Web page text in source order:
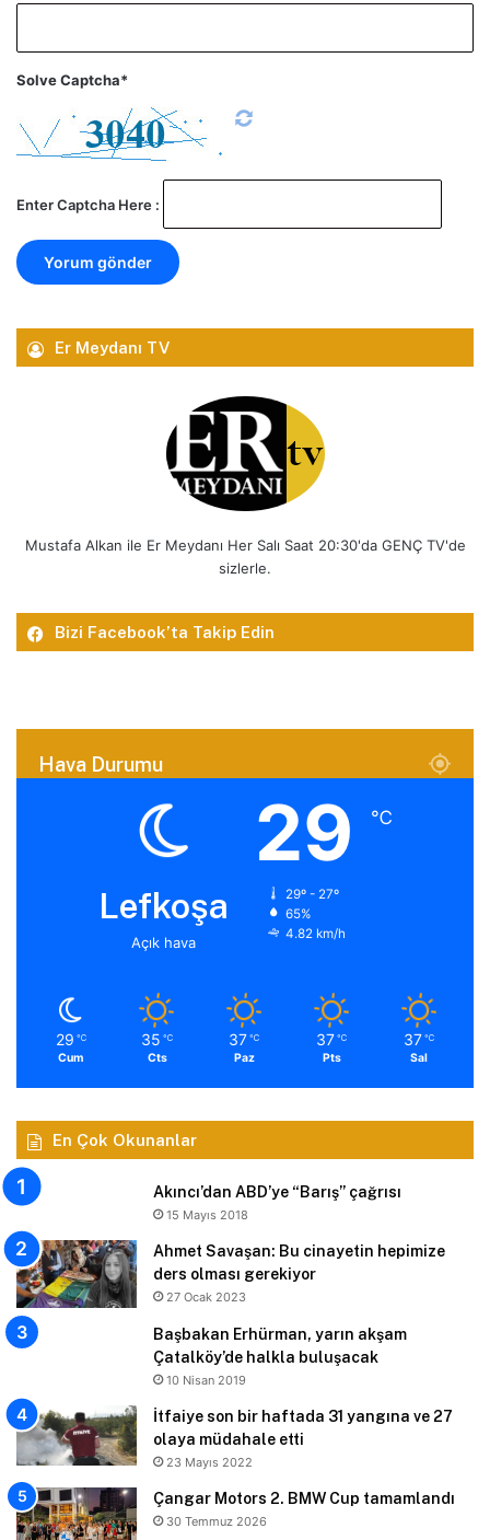
Solve Captcha*
Enter Captcha Here :
Er Meydanı TV
Mustafa Alkan ile Er Meydanı Her Salı Saat 20:30'da GENÇ TV'de
sizlerle.
Bizi Facebook’ta Takip Edin
Hava Durumu
Lefkoşa
Açık hava
29 ℃
29º - 27º
65%
4.82 km/h
29 ℃
Cum
35 ℃
Cts
37 ℃
Paz
37 ℃
Pts
37 ℃
Sal
En Çok Okunanlar
Akıncı’dan ABD’ye “Barış” çağrısı
15 Mayıs 2018
Ahmet Savaşan: Bu cinayetin hepimize
ders olması gerekiyor
27 Ocak 2023
Başbakan Erhürman, yarın akşam
Çatalköy’de halkla buluşacak
10 Nisan 2019
İtfaiye son bir haftada 31 yangına ve 27
olaya müdahale etti
23 Mayıs 2022
Çangar Motors 2. BMW Cup tamamlandı
30 Temmuz 2026